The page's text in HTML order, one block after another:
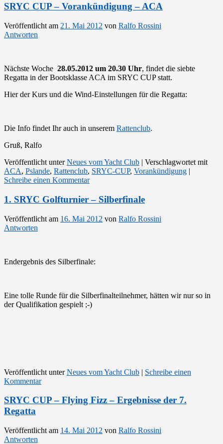
SRYC CUP – Vorankündigung – ACA
Veröffentlicht am 21. Mai 2012 von Ralfo Rossini
Antworten
Nächste Woche 28.05.2012 um 20.30 Uhr, findet die siebte
Regatta in der Bootsklasse ACA im SRYC CUP statt.
Hier der Kurs und die Wind-Einstellungen für die Regatta:
Die Info findet Ihr auch in unserem Rattenclub.
Gruß, Ralfo
Veröffentlicht unter Neues vom Yacht Club | Verschlagwortet mit
ACA, Pslande, Rattenclub, SRYC-CUP, Vorankündigung |
Schreibe einen Kommentar
1. SRYC Golfturnier – Silberfinale
Veröffentlicht am 16. Mai 2012 von Ralfo Rossini
Antworten
Endergebnis des Silberfinale:
Eine tolle Runde für die Silberfinalteilnehmer, hätten wir nur so in
der Qualifikation gespielt ;-)
Veröffentlicht unter Neues vom Yacht Club | Schreibe einen
Kommentar
SRYC CUP – Flying Fizz – Ergebnisse der 7.
Regatta
Veröffentlicht am 14. Mai 2012 von Ralfo Rossini
Antworten